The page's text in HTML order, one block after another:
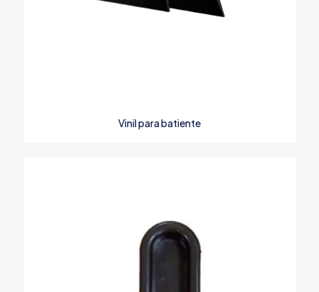
Vinil para batiente